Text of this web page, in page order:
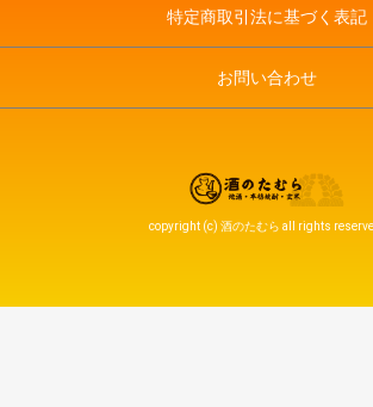
特定商取引法に基づく表記
お問い合わせ
copyright (c) 酒のたむら all rights